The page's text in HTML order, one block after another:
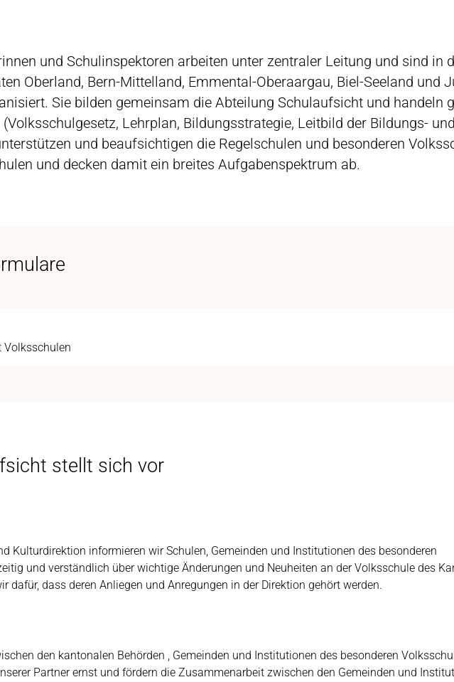
und Schulinspektoren arbeiten unter zentraler Leitung und sind in
Oberland, Bern-Mittelland, Emmental-Oberaargau, Biel-Seeland und
Sie bilden gemeinsam die Abteilung Schulaufsicht und handeln
Lehrplan, Bildungsstrategie, Leitbild der Bildungs- und
und beaufsichtigen die Regelschulen und besonderen
und decken damit ein breites Aufgabenspektrum ab.
stellt sich vor
Kulturdirektion informieren wir Schulen, Gemeinden und Institutionen des besonderen
und verständlich über wichtige Änderungen und Neuheiten an der Volksschule des
dafür, dass deren Anliegen und Anregungen in der Direktion gehört werden.
den kantonalen Behörden , Gemeinden und Institutionen des besonderen
Partner ernst und fördern die Zusammenarbeit zwischen den Gemeinden und